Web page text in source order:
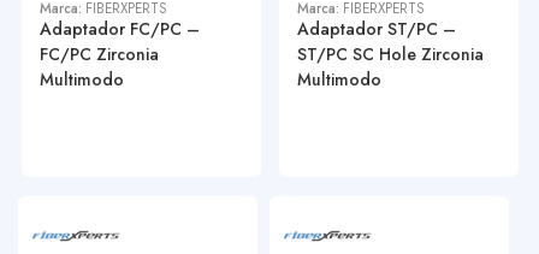
Marca: FIBERXPERTS
Adaptador FC/PC –
FC/PC Zirconia
Multimodo
Marca: FIBERXPERTS
Adaptador ST/PC –
ST/PC SC Hole Zirconia
Multimodo